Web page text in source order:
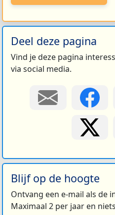
Deel deze pagina
Vind je deze pagina
via social media.
Blijf op de hoogte
Ontvang een e-mail als de
Maximaal 2 per jaar en